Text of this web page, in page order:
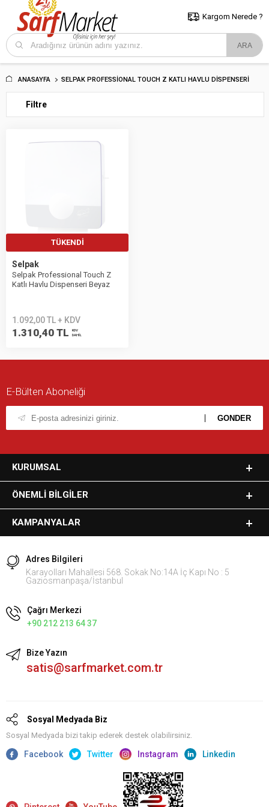
5000 TL ve Üzeri Alışverişlerde İstanbul İçi Kargo Bedava!
ve Trakya İçin Tıklayın..
Kargom Nerede ?
ANASAYFA SELPAK PROFESSIONAL TOUCH Z KATLI HAVLU DISPENSERI
Filtre
TÜKENDI
Selpak
Selpak Professional Touch Z
Katlı Havlu Dispenseri Beyaz
1.092,00 TL + KDV
1.310,40 TL
KDV
DAHİL
E-Bülten Aboneliği
KURUMSAL
ÖNEMLI BILGILER
KAMPANYALAR
Adres Bilgileri
Karayolları Mahallesi 568. Sokak No:14A İç Kapı No : 5
Gaziosmanpaşa/İstanbul
Çağrı Merkezi
+90 212 213 64 37
Bize Yazın
satis@sarfmarket.com.tr
Sosyal Medyada Biz
Sosyal Medyada bizi takip ederek destek olabilirsiniz.
Facebook Twitter Instagram Linkedin